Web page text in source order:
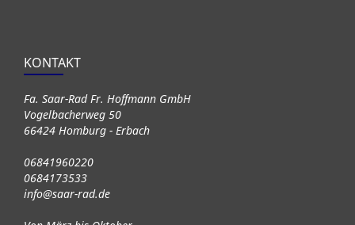
KONTAKT
Fa. Saar-Rad Fr. Hoffmann GmbH
Vogelbacherweg 50
66424 Homburg - Erbach
06841960220
0684173533
info@saar-rad.de